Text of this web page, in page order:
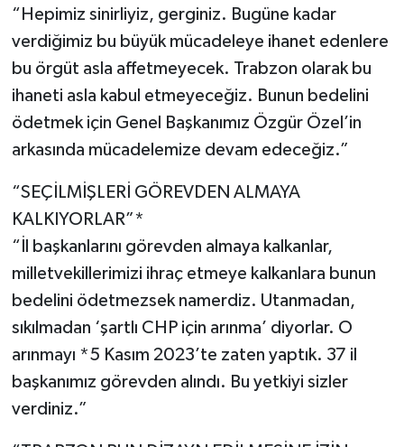
“Hepimiz sinirliyiz, gerginiz. Bugüne kadar
verdiğimiz bu büyük mücadeleye ihanet edenlere
bu örgüt asla affetmeyecek. Trabzon olarak bu
ihaneti asla kabul etmeyeceğiz. Bunun bedelini
ödetmek için Genel Başkanımız Özgür Özel’in
arkasında mücadelemize devam edeceğiz.”
“SEÇİLMİŞLERİ GÖREVDEN ALMAYA
KALKIYORLAR”*
“İl başkanlarını görevden almaya kalkanlar,
milletvekillerimizi ihraç etmeye kalkanlara bunun
bedelini ödetmezsek namerdiz. Utanmadan,
sıkılmadan ‘şartlı CHP için arınma’ diyorlar. O
arınmayı *5 Kasım 2023’te zaten yaptık. 37 il
başkanımız görevden alındı. Bu yetkiyi sizler
verdiniz.”